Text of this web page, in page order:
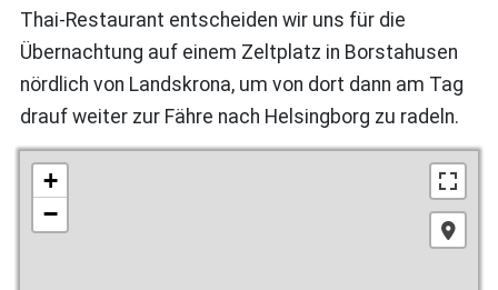
Thai-Restaurant entscheiden wir uns für die
Übernachtung auf einem Zeltplatz in Borstahusen
nördlich von Landskrona, um von dort dann am Tag
drauf weiter zur Fähre nach Helsingborg zu radeln.
+
−